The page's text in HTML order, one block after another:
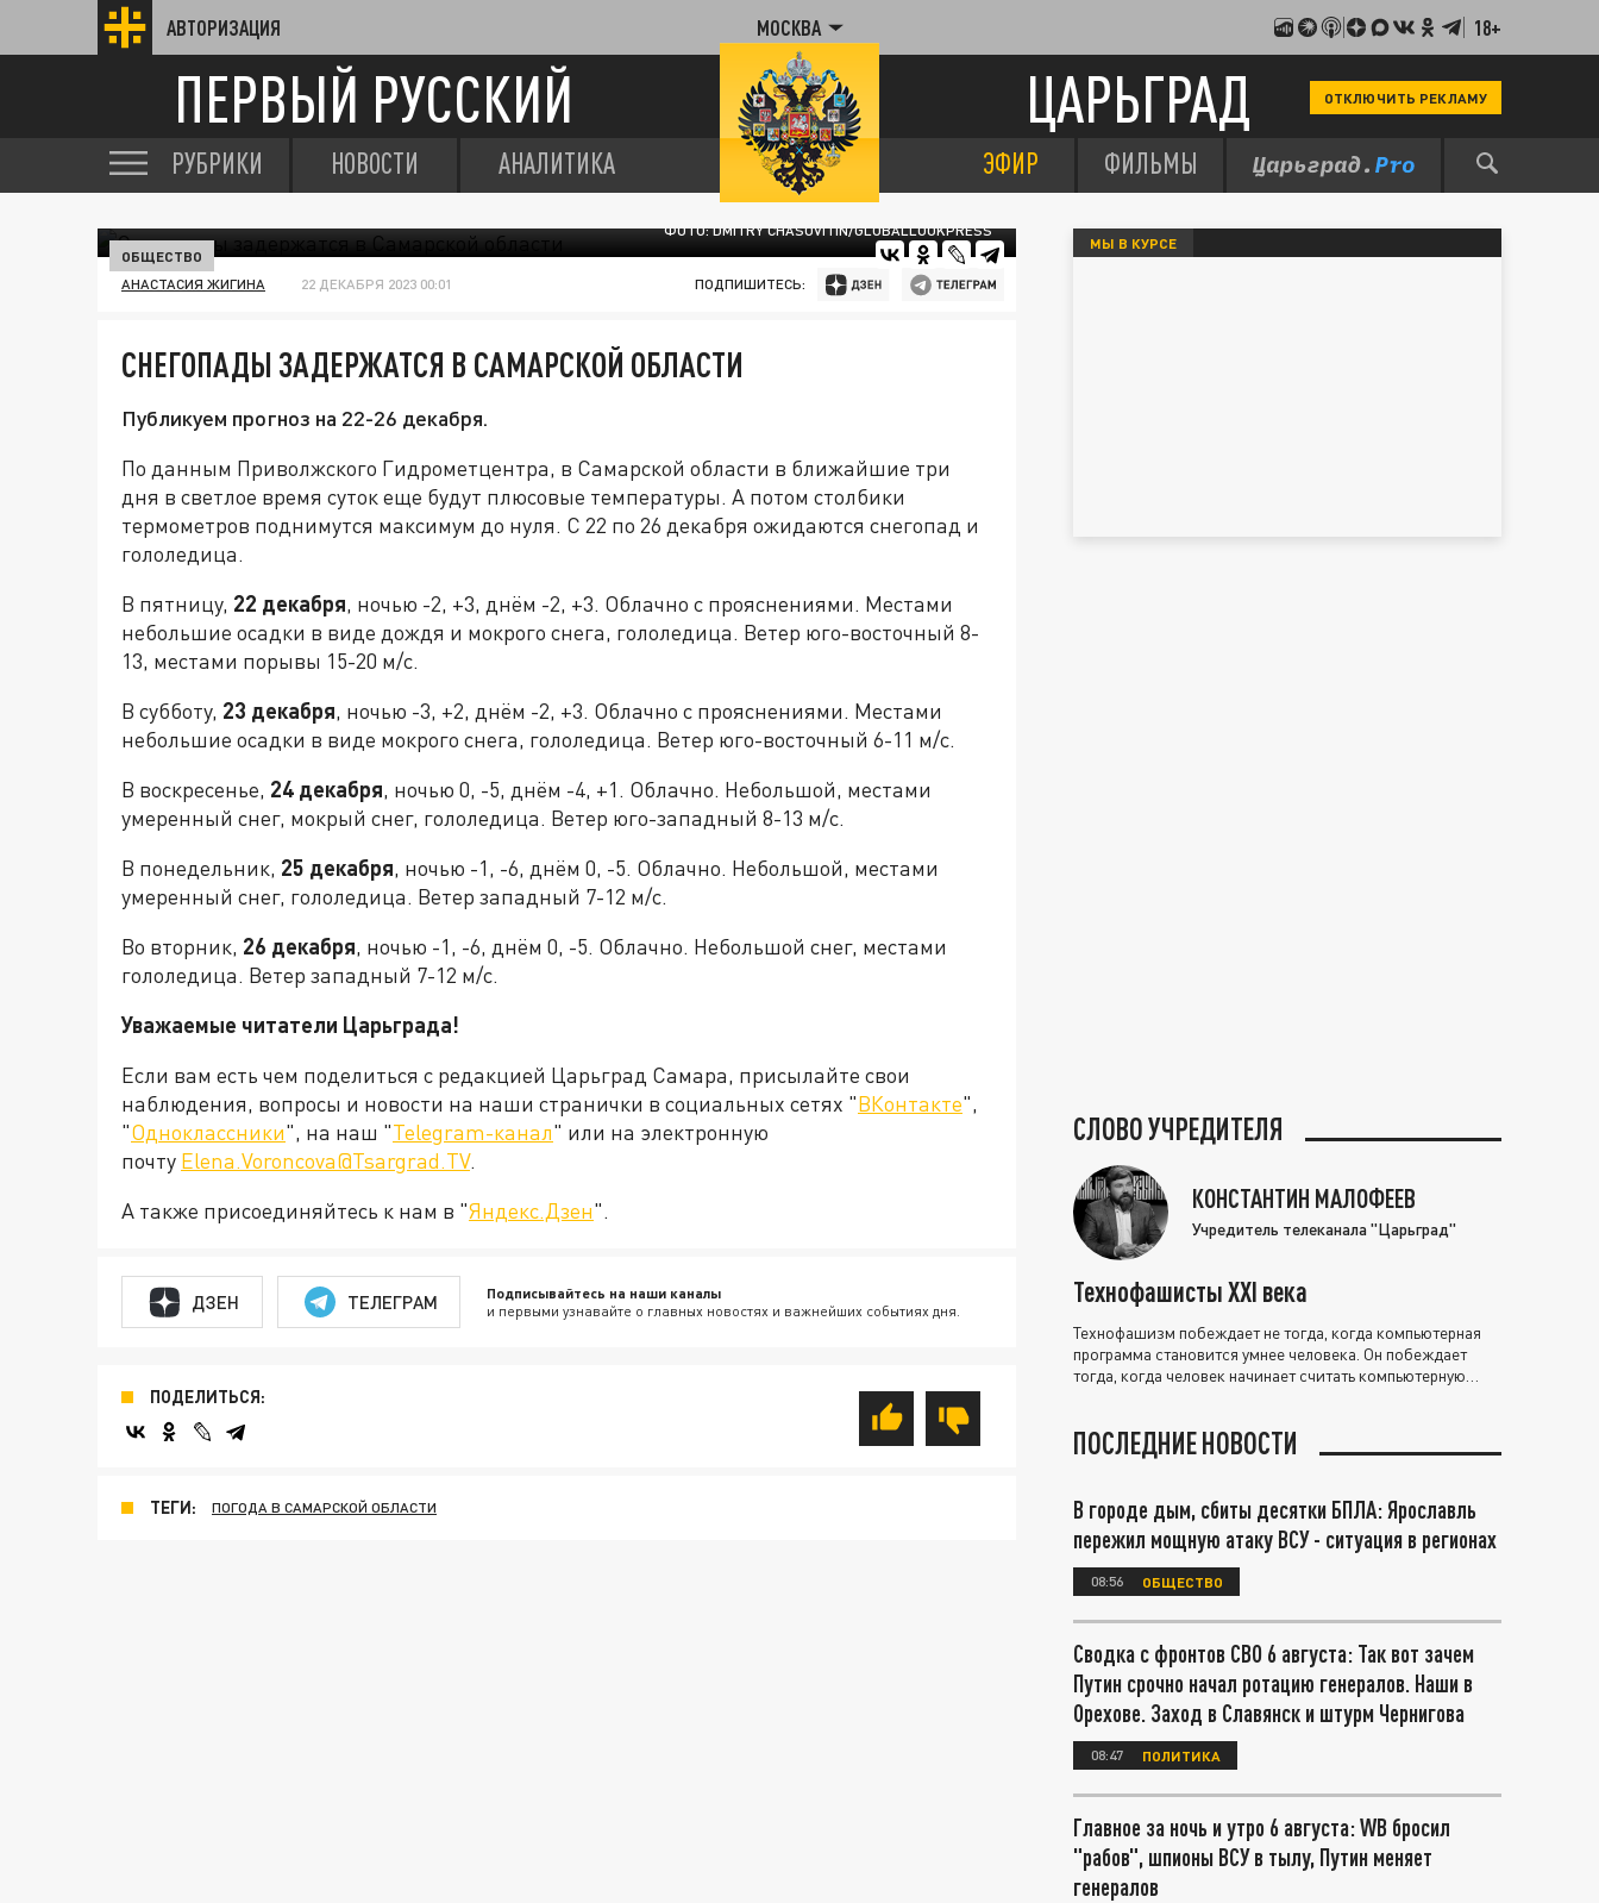
АВТОРИЗАЦИЯ МОСКВА 18+
ПЕРВЫЙ РУССКИЙ ЦАРЬГРАД ОТКЛЮЧИТЬ РЕКЛАМУ
РУБРИКИ НОВОСТИ АНАЛИТИКА ЭФИР ФИЛЬМЫ
ФОТО: DMITRY CHASOVITIN/GLOBALLOOKPRESS
ОБЩЕСТВО
АНАСТАСИЯ ЖИГИНА 22 ДЕКАБРЯ 2023 00:01 ПОДПИШИТЕСЬ:
СНЕГОПАДЫ ЗАДЕРЖАТСЯ В САМАРСКОЙ ОБЛАСТИ
Публикуем прогноз на 22-26 декабря.
По данным Приволжского Гидрометцентра, в Самарской области в ближайшие три
дня в светлое время суток еще будут плюсовые температуры. А потом столбики
термометров поднимутся максимум до нуля. С 22 по 26 декабря ожидаются снегопад и
гололедица.
В пятницу, 22 декабря, ночью -2, +3, днём -2, +3. Облачно с прояснениями. Местами
небольшие осадки в виде дождя и мокрого снега, гололедица. Ветер юго-восточный 8-
13, местами порывы 15-20 м/с.
В субботу, 23 декабря, ночью -3, +2, днём -2, +3. Облачно с прояснениями. Местами
небольшие осадки в виде мокрого снега, гололедица. Ветер юго-восточный 6-11 м/с.
В воскресенье, 24 декабря, ночью 0, -5, днём -4, +1. Облачно. Небольшой, местами
умеренный снег, мокрый снег, гололедица. Ветер юго-западный 8-13 м/с.
В понедельник, 25 декабря, ночью -1, -6, днём 0, -5. Облачно. Небольшой, местами
умеренный снег, гололедица. Ветер западный 7-12 м/с.
Во вторник, 26 декабря, ночью -1, -6, днём 0, -5. Облачно. Небольшой снег, местами
гололедица. Ветер западный 7-12 м/с.
Уважаемые читатели Царьграда!
Если вам есть чем поделиться с редакцией Царьград Самара, присылайте свои
наблюдения, вопросы и новости на наши странички в социальных сетях "ВКонтакте",
"Одноклассники", на наш "Telegram-канал" или на электронную
почту Elena.Voroncova@Tsargrad.TV.
А также присоединяйтесь к нам в "Яндекс.Дзен".
ДЗЕН ТЕЛЕГРАМ Подписывайтесь на наши каналы
и первыми узнавайте о главных новостях и важнейших событиях дня.
ПОДЕЛИТЬСЯ:
ТЕГИ: ПОГОДА В САМАРСКОЙ ОБЛАСТИ
МЫ В КУРСЕ
СЛОВО УЧРЕДИТЕЛЯ
КОНСТАНТИН МАЛОФЕЕВ
Учредитель телеканала "Царьград"
Технофашисты XXI века
Технофашизм побеждает не тогда, когда компьютерная
программа становится умнее человека. Он побеждает
тогда, когда человек начинает считать компьютерную
ПОСЛЕДНИЕ НОВОСТИ
В городе дым, сбиты десятки БПЛА: Ярославль
пережил мощную атаку ВСУ - ситуация в регионах
08:56 ОБЩЕСТВО
Сводка с фронтов СВО 6 августа: Так вот зачем
Путин срочно начал ротацию генералов. Наши в
Орехове. Заход в Славянск и штурм Чернигова
08:47 ПОЛИТИКА
Главное за ночь и утро 6 августа: WB бросил
"рабов", шпионы ВСУ в тылу, Путин меняет
генералов